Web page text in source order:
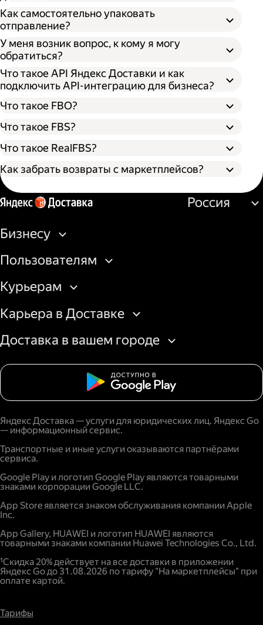
Как самостоятельно упаковать
отправление?
У меня возник вопрос, к кому я могу
обратиться?
Что такое API Яндекс Доставки и как
подключить API-интеграцию для бизнеса?
Что такое FBO?
Что такое FBS?
Что такое RealFBS?
Как забрать возвраты с маркетплейсов?
Оформите заявку на вывоз возврата в
личном кабинете маркетплейса. Товар
выдачи.
Создайте заказ на вывоз курьером в
бизнес-кабинете Яндекс Доставки или
через API.
товаров со склада площадки или
передайте курьеру штрихкод/QR-код на
получение из пункта выдачи.
Россия
Бизнесу
Пользователям
Курьерам
Карьера в Доставке
Доставка в вашем городе
Яндекс Доставка — услуги для юридических лиц. Яндекс Go
— информационный сервис.
Транспортные и иные услуги оказываются партнёрами
сервиса.
Google Play и логотип Google Play являются товарными
знаками корпорации Google LLC.
App Store является знаком обслуживания компании Apple
Inc.
App Gallery, HUAWEI и логотип HUAWEI являются
товарными знаками компании Huawei Technologies Co., Ltd.
¹Скидка 20% действует на все доставки в приложении
Яндекс Go до 31.08.2026 по тарифу "На маркетплейсы" при
оплате картой.
Тарифы